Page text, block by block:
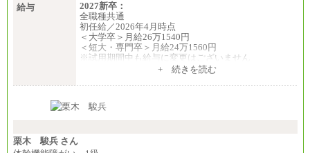
給与
2027新卒：
全職種共通
初任給／2026年4月時点
＜大学卒＞月給26万1540円
＜短大・専門卒＞月給24万1560円
※試用期間中も給与に変更はございません
月給24万円～
※試用期間中も給与に変更はございません
+ 続きを読む
栗木 駿兵 さん